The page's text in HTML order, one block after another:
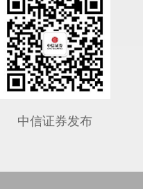
中信证券发布